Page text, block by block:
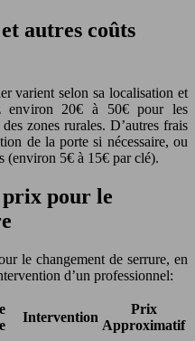
autres coûts
varient selon sa localisation et
environ 20€ à 50€ pour les
zones rurales. D’autres frais
de la porte si nécessaire, ou
(environ 5€ à 15€ par clé).
prix pour le
le changement de serrure, en
d’un professionnel:
Intervention
Prix
Approximatif